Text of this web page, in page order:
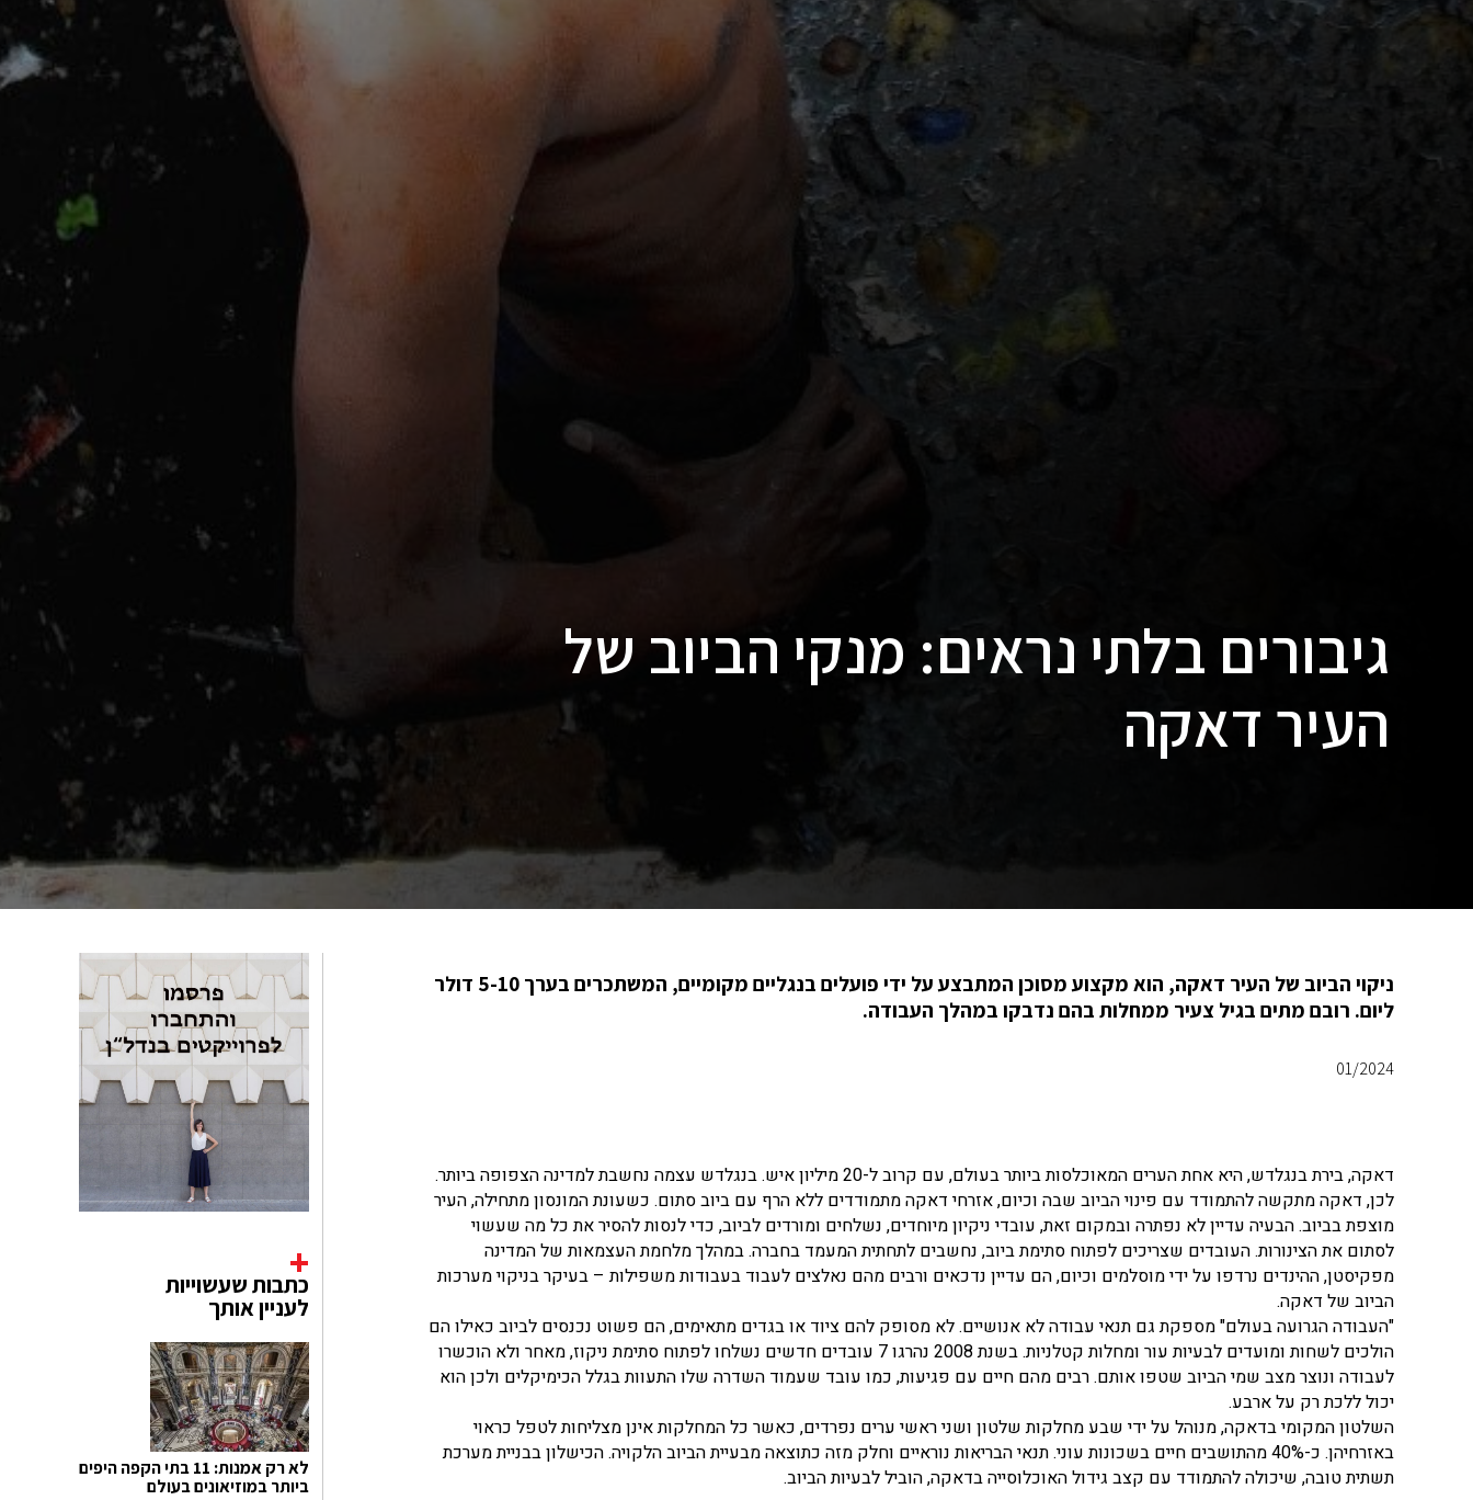
גיבורים בלתי נראים: מנקי הביוב של
העיר דאקה
ניקוי הביוב של העיר דאקה, הוא מקצוע מסוכן המתבצע על ידי פועלים בנגליים מקומיים, המשתכרים בערך 5-10 דולר
ליום. רובם מתים בגיל צעיר ממחלות בהם נדבקו במהלך העבודה.
01/2024
דאקה, בירת בנגלדש, היא אחת הערים המאוכלסות ביותר בעולם, עם קרוב ל-20 מיליון איש. בנגלדש עצמה נחשבת למדינה הצפופה ביותר.
לכן, דאקה מתקשה להתמודד עם פינוי הביוב שבה וכיום, אזרחי דאקה מתמודדים ללא הרף עם ביוב סתום. כשעונת המונסון מתחילה, העיר
מוצפת בביוב. הבעיה עדיין לא נפתרה ובמקום זאת, עובדי ניקיון מיוחדים, נשלחים ומורדים לביוב, כדי לנסות להסיר את כל מה שעשוי
לסתום את הצינורות. העובדים שצריכים לפתוח סתימת ביוב, נחשבים לתחתית המעמד בחברה. במהלך מלחמת העצמאות של המדינה
מפקיסטן, ההינדים נרדפו על ידי מוסלמים וכיום, הם עדיין נדכאים ורבים מהם נאלצים לעבוד בעבודות משפילות – בעיקר בניקוי מערכות
הביוב של דאקה.
"העבודה הגרועה בעולם" מספקת גם תנאי עבודה לא אנושיים. לא מסופק להם ציוד או בגדים מתאימים, הם פשוט נכנסים לביוב כאילו הם
הולכים לשחות ומועדים לבעיות עור ומחלות קטלניות. בשנת 2008 נהרגו 7 עובדים חדשים נשלחו לפתוח סתימת ניקוז, מאחר ולא הוכשרו
לעבודה ונוצר מצב שמי הביוב שטפו אותם. רבים מהם חיים עם פגיעות, כמו עובד שעמוד השדרה שלו התעוות בגלל הכימיקלים ולכן הוא
יכול ללכת רק על ארבע.
השלטון המקומי בדאקה, מנוהל על ידי שבע מחלקות שלטון ושני ראשי ערים נפרדים, כאשר כל המחלקות אינן מצליחות לטפל כראוי
באזרחיהן. כ-40% מהתושבים חיים בשכונות עוני. תנאי הבריאות נוראיים וחלק מזה כתוצאה מבעיית הביוב הלקויה. הכישלון בבניית מערכת
תשתית טובה, שיכולה להתמודד עם קצב גידול האוכלוסייה בדאקה, הוביל לבעיות הביוב.
כתבות שעשוייות
לעניין אותך
לא רק אמנות: 11 בתי הקפה היפים
ביותר במוזיאונים בעולם